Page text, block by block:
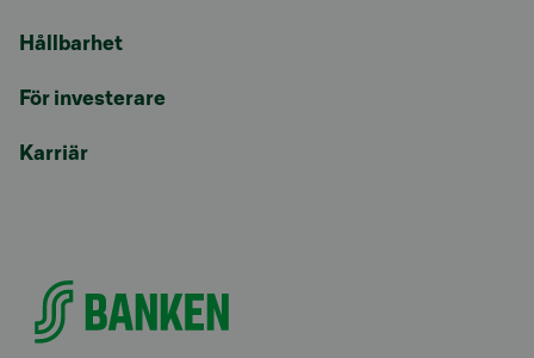
Hållbarhet
För investerare
Karriär